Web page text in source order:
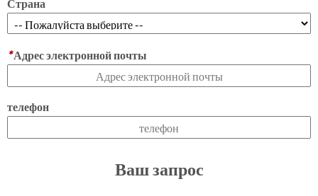
Страна
*Адрес электронной почты
телефон
Ваш запрос